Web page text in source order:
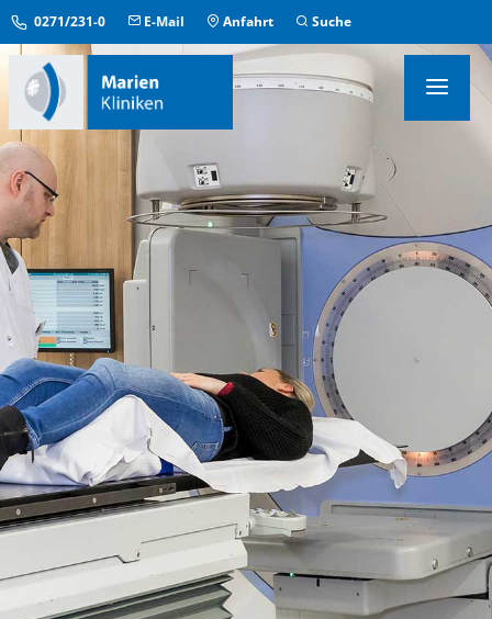
0271/231-0 E-Mail Anfahrt Suche
KLINIKEN & INSTITUTE
MEDIZINISCHE ZENTREN
ÜBERGREIFENDE EINRICHTUNGEN
PFLEGE & AUFENTHALT
KONTAKT & SERVICE
IM NOTFALL